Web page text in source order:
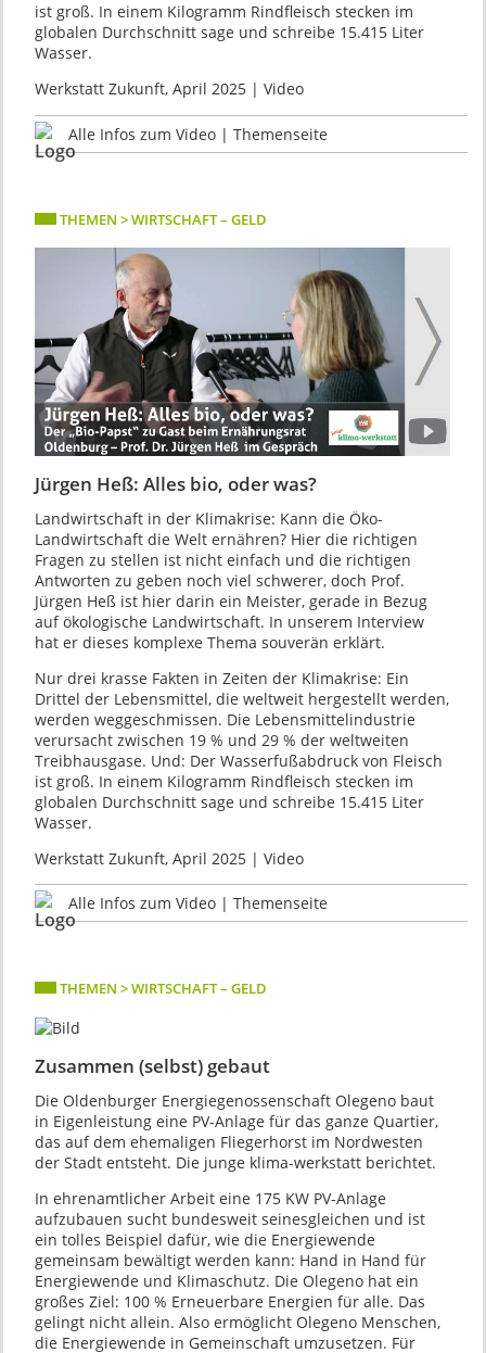
ist groß. In einem Kilogramm Rindfleisch stecken im
globalen Durchschnitt sage und schreibe 15.415 Liter
Wasser.
Werkstatt Zukunft, April 2025 | Video
Alle Infos zum Video | Themenseite
THEMEN > WIRTSCHAFT – GELD
Jürgen Heß: Alles bio, oder was?
Landwirtschaft in der Klimakrise: Kann die Öko-
Landwirtschaft die Welt ernähren? Hier die richtigen
Fragen zu stellen ist nicht einfach und die richtigen
Antworten zu geben noch viel schwerer, doch Prof.
Jürgen Heß ist hier darin ein Meister, gerade in Bezug
auf ökologische Landwirtschaft. In unserem Interview
hat er dieses komplexe Thema souverän erklärt.
Nur drei krasse Fakten in Zeiten der Klimakrise: Ein
Drittel der Lebensmittel, die weltweit hergestellt werden,
werden weggeschmissen. Die Lebensmittelindustrie
verursacht zwischen 19 % und 29 % der weltweiten
Treibhausgase. Und: Der Wasserfußabdruck von Fleisch
ist groß. In einem Kilogramm Rindfleisch stecken im
globalen Durchschnitt sage und schreibe 15.415 Liter
Wasser.
Werkstatt Zukunft, April 2025 | Video
Alle Infos zum Video | Themenseite
THEMEN > WIRTSCHAFT – GELD
Zusammen (selbst) gebaut
Die Oldenburger Energiegenossenschaft Olegeno baut
in Eigenleistung eine PV-Anlage für das ganze Quartier,
das auf dem ehemaligen Fliegerhorst im Nordwesten
der Stadt entsteht. Die junge klima-werkstatt berichtet.
In ehrenamtlicher Arbeit eine 175 KW PV-Anlage
aufzubauen sucht bundesweit seinesgleichen und ist
ein tolles Beispiel dafür, wie die Energiewende
gemeinsam bewältigt werden kann: Hand in Hand für
Energiewende und Klimaschutz. Die Olegeno hat ein
großes Ziel: 100 % Erneuerbare Energien für alle. Das
gelingt nicht allein. Also ermöglicht Olegeno Menschen,
die Energiewende in Gemeinschaft umzusetzen. Für